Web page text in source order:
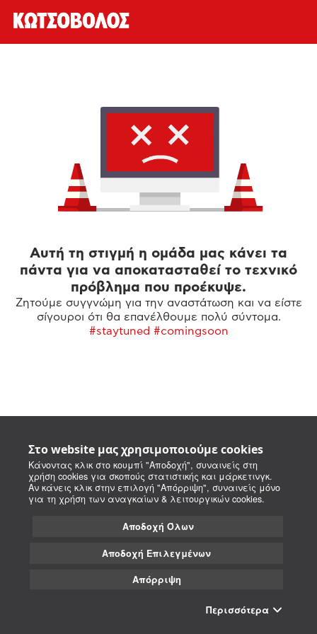
Στο website μας χρησιμοποιούμε cookies
Κάνοντας κλικ στο κουμπί "Αποδοχή", συναινείς στη
χρήση cookies για σκοπούς στατιστικής και μάρκετινγκ.
Αν κάνεις κλικ στην επιλογή "Απόρριψη", συναινείς μόνο
για τη χρήση των αναγκαίων & λειτουργικών cookies.
Αποδοχή Όλων
Αποδοχή Επιλεγμένων
Απόρριψη
Περισσότερα
Αυτή τη στιγμή η ομάδα μας κάνει τα
πάντα για να αποκατασταθεί το τεχνικό
πρόβλημα που προέκυψε.
Ζητούμε συγγνώμη για την αναστάτωση και να είστε
σίγουροι ότι θα επανέλθουμε πολύ σύντομα.
#staytuned #comingsoon